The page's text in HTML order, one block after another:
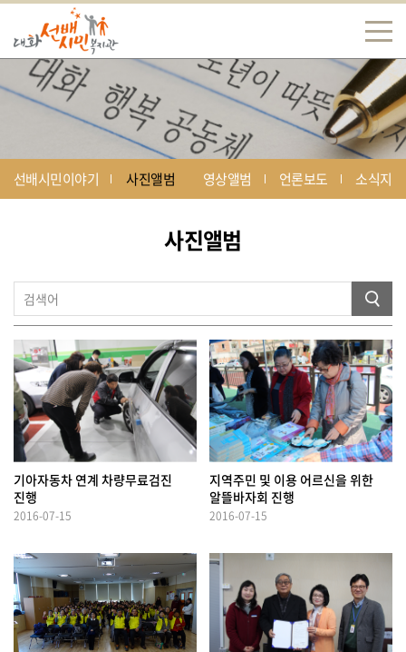
선배시민이야기 사진앨범 영상앨범 언론보도 소식지
사진앨범
기아자동차 연계 차량무료검진
진행
2016-07-15
지역주민 및 이용 어르신을 위한
알뜰바자회 진행
2016-07-15